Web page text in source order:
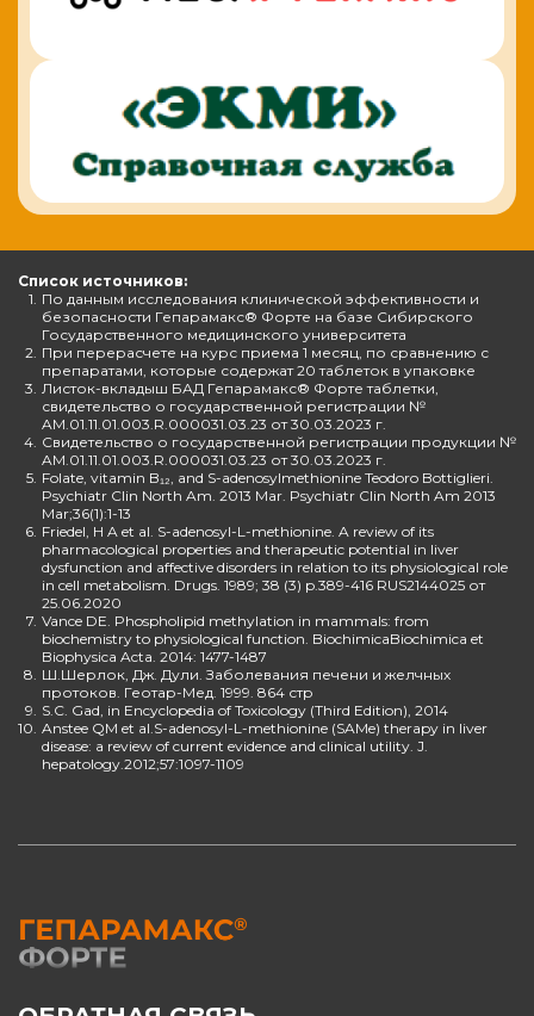
Список источников:
1. По данным исследования клинической эффективности и
безопасности Гепарамакс® Форте на базе Сибирского
Государственного медицинского университета
2. При перерасчете на курс приема 1 месяц, по сравнению с
препаратами, которые содержат 20 таблеток в упаковке
3. Листок-вкладыш БАД Гепарамакс® Форте таблетки,
свидетельство о государственной регистрации №
AM.01.11.01.003.R.000031.03.23 от 30.03.2023 г.
4. Свидетельство о государственной регистрации продукции №
AM.01.11.01.003.R.000031.03.23 от 30.03.2023 г.
5. Folate, vitamin B₁₂, and S-adenosylmethionine Teodoro Bottiglieri.
Psychiatr Clin North Am. 2013 Mar. Psychiatr Clin North Am 2013
Mar;36(1):1-13
6. Friedel, H A et al. S-adenosyl-L-methionine. A review of its
pharmacological properties and therapeutic potential in liver
dysfunction and affective disorders in relation to its physiological role
in cell metabolism. Drugs. 1989; 38 (3) p.389-416 RUS2144025 от
25.06.2020
7. Vance DE. Phospholipid methylation in mammals: from
biochemistry to physiological function. BiochimicaBiochimica et
Biophysica Acta. 2014: 1477-1487
8. Ш.Шерлок, Дж. Дули. Заболевания печени и желчных
протоков. Геотар-Мед. 1999. 864 стр
9. S.C. Gad, in Encyclopedia of Toxicology (Third Edition), 2014
10. Anstee QM et al.S-adenosyl-L-methionine (SAMe) therapy in liver
disease: a review of current evidence and clinical utility. J.
hepatology.2012;57:1097-1109